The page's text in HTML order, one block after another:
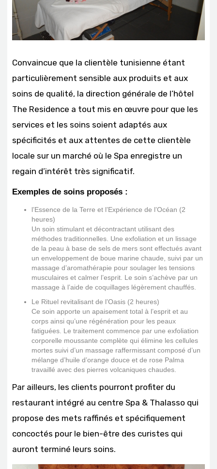
Convaincue que la clientèle tunisienne étant
particulièrement sensible aux produits et aux
soins de qualité, la direction générale de l’hôtel
The Residence a tout mis en œuvre pour que les
services et les soins soient adaptés aux
spécificités et aux attentes de cette clientèle
locale sur un marché où le Spa enregistre un
regain d’intérêt très significatif.
Exemples de soins proposés :
l’Essence de la Terre et l’Expérience de l’Océan (2
heures)
Un soin stimulant et décontractant utilisant des
méthodes traditionnelles. Une exfoliation et un lissage
de la peau à base de sels de mers sont effectués avant
un enveloppement de boue marine chaude, suivi par un
massage d’aromathérapie pour soulager les tensions
musculaires et calmer l’esprit. Le soin s’achève par un
massage à l’aide de coquillages légèrement chauffés.
Le Rituel revitalisant de l’Oasis (2 heures)
Ce soin apporte un apaisement total à l’esprit et au
corps ainsi qu’une régénération pour les peaux
fatiguées. Le traitement commence par une exfoliation
corporelle moussante complète qui élimine les cellules
mortes suivi d’un massage raffermissant composé d’un
mélange d’huile d’orange douce et de rose Palma
travaillé avec des pierres volcaniques chaudes.
Par ailleurs, les clients pourront profiter du
restaurant intégré au centre Spa & Thalasso qui
propose des mets raffinés et spécifiquement
concoctés pour le bien-être des curistes qui
auront terminé leurs soins.